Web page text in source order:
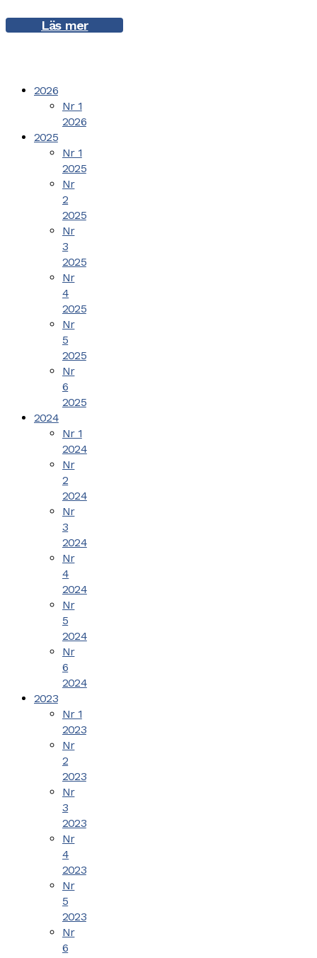
Läs mer
2026
Nr 1
2026
2025
Nr 1
2025
Nr
2
2025
Nr
3
2025
Nr
4
2025
Nr
5
2025
Nr
6
2025
2024
Nr 1
2024
Nr
2
2024
Nr
3
2024
Nr
4
2024
Nr
5
2024
Nr
6
2024
2023
Nr 1
2023
Nr
2
2023
Nr
3
2023
Nr
4
2023
Nr
5
2023
Nr
6